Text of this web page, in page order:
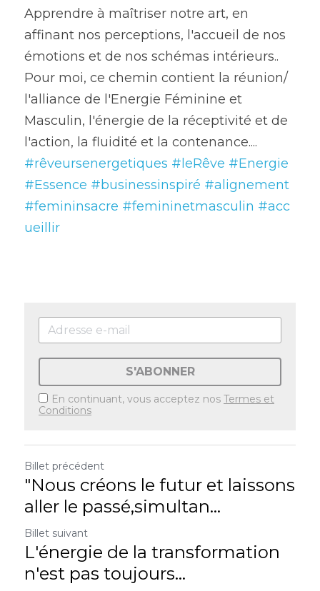
Apprendre à maîtriser notre art, en
affinant nos perceptions, l'accueil de nos
émotions et de nos schémas intérieurs..
Pour moi, ce chemin contient la réunion/
l'alliance de l'Energie Féminine et
Masculin, l'énergie de la réceptivité et de
l'action, la fluidité et la contenance....
#rêveursenergetiques #leRêve #Energie
#Essence #businessinspiré #alignement
#femininsacre #femininetmasculin #acc
ueillir
S'ABONNER
En continuant, vous acceptez nos Termes et
Conditions
Billet précédent
"Nous créons le futur et laissons
aller le passé,simultan...
Billet suivant
L'énergie de la transformation
n'est pas toujours...